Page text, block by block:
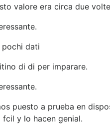
valore era circa due
pochi dati
di di per imparare.
puesto a prueba en
y lo hacen genial.